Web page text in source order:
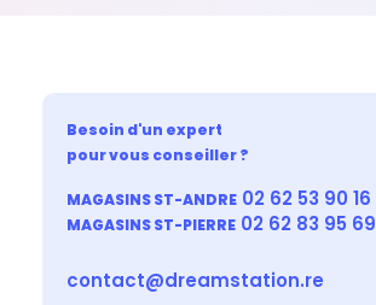
Besoin d'un expert
pour vous conseiller ?
MAGASINS ST-ANDRE 02 62 53 90 16
MAGASINS ST-PIERRE 02 62 83 95 69
contact@dreamstation.re